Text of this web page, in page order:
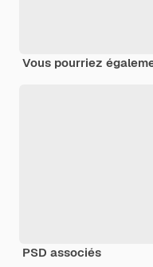
Vous pourriez
PSD associés